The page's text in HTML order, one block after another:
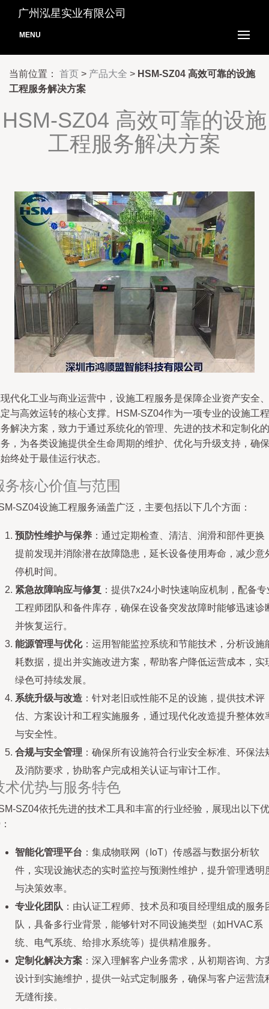
广州泓星实业有限公司
MENU
当前位置： 首页 > 产品大全 > HSM-SZ04 高效可靠的设施
工程服务解决方案
HSM-SZ04 高效可靠的设施
工程服务解决方案
代化工业与商业运营中，设施工程服务是保障企业资产安全、
与高效运转的核心支撑。HSM-SZ04作为一项专业的设施工程
解决方案，致力于通过系统化的管理、先进的技术和定制化的
，为各类设施提供全生命周期的维护、优化与升级支持，确保
终处于最佳运行状态。
务核心价值与范围
SZ04设施工程服务涵盖广泛，主要包括以下几个方面：
预防性维护与保养 ：通过定期检查、清洁、润滑和部件更换
提前发现并消除潜在故障隐患，延长设备使用寿命，减少意
停机时间。
紧急故障响应与修复 ：提供7x24小时快速响应机制，配备专
工程师团队和备件库存，确保在设备突发故障时能够迅速诊
并恢复运行。
能源管理与优化：运用智能监控系统和节能技术，分析设施
耗数据，提出并实施改进方案，帮助客户降低运营成本，实
绿色可持续发展。
系统升级与改造 ：针对老旧或性能不足的设施，提供技术评
估、方案设计和工程实施服务，通过现代化改造提升整体效
与安全性。
合规与安全管理 ：确保所有设施符合行业安全标准、环保法
及消防要求，协助客户完成相关认证与审计工作。
术优势与服务特色
SZ04依托先进的技术工具和丰富的行业经验，展现出以下优
智能化管理平台 ：集成物联网（IoT）传感器与数据分析软
件，实现设施状态的实时监控与预测性维护，提升管理透明
与决策效率。
专业化团队 ：由认证工程师、技术员和项目经理组成的服务
队，具备多行业背景，能够针对不同设施类型（如HVAC系
统、电气系统、给排水系统等）提供精准服务。
定制化解决方案 ：深入理解客户业务需求，从初期咨询、方
设计到实施维护，提供一站式定制服务，确保与客户运营流
无缝衔接。